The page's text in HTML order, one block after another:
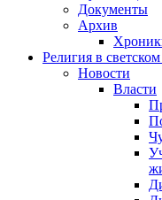
Документы
Архив
Религия в
Новости
Власти